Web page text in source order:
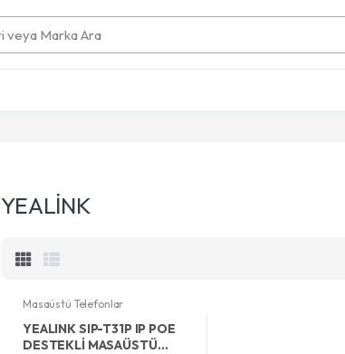
YEALİNK
Masaüstü Telefonlar
YEALINK SIP-T31P IP POE
DESTEKLİ MASAÜSTÜ